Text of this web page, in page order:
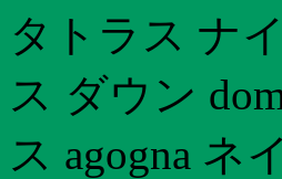
タトラス ナ
ス ダウン
ス agogna ネ